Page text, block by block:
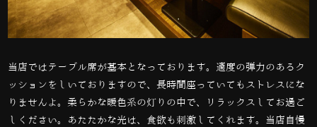
当店ではテーブル席が基本となっております。適度の弾力のあるク
ッションをしいておりますので、長時間座っていてもストレスにな
りませんよ。柔らかな暖色系の灯りの中で、リラックスしてお過ご
しください。あたたかな光は、食欲も刺激してくれます。当店自慢